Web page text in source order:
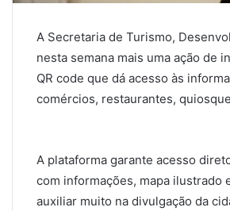
A Secretaria de Turismo,
nesta semana mais uma ação de
QR code que dá acesso às
comércios, restaurantes,
A plataforma garante acesso
com informações, mapa ilustrado
auxiliar muito na divulgação da